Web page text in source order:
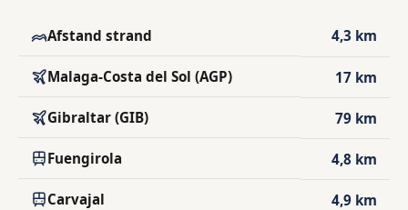
Afstand strand 4,3 km
Malaga-Costa del Sol (AGP) 17 km
Gibraltar (GIB) 79 km
Fuengirola 4,8 km
Carvajal 4,9 km